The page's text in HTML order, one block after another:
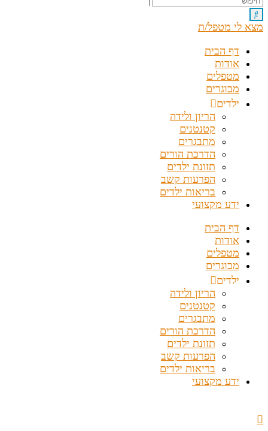
מצא לי מטפל/ת
דף הבית
אודות
מטפלים
מבוגרים
ילדים
הריון ולידה
קטנטנים
מתבגרים
הדרכת הורים
תזונת ילדים
הפרעות קשב
בריאות ילדים
ידע מקצועי
דף הבית
אודות
מטפלים
מבוגרים
ילדים
הריון ולידה
קטנטנים
מתבגרים
הדרכת הורים
תזונת ילדים
הפרעות קשב
בריאות ילדים
ידע מקצועי